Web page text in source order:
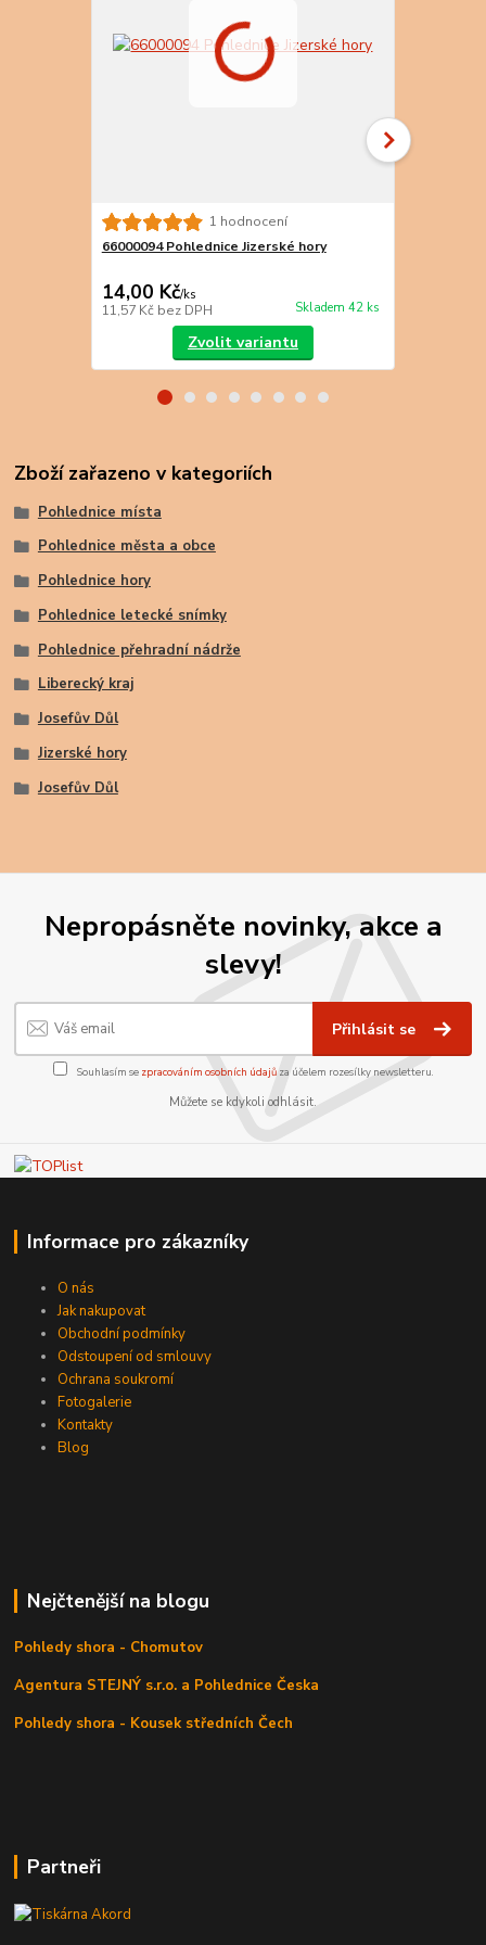
1 hodnocení
66000094 Pohlednice Jizerské hory
14,00 Kč/ks
11,57 Kč bez DPH Skladem 42 ks
Zvolit variantu
Zboží zařazeno v kategoriích
Pohlednice místa
Pohlednice města a obce
Pohlednice hory
Pohlednice letecké snímky
Pohlednice přehradní nádrže
Liberecký kraj
Josefův Důl
Jizerské hory
Josefův Důl
Nepropásněte novinky, akce a
slevy!
Přihlásit se
Souhlasím se zpracováním osobních údajůza účelem rozesílky newsletteru.
Můžete se kdykoli odhlásit.
Informace pro zákazníky
O nás
Jak nakupovat
Obchodní podmínky
Odstoupení od smlouvy
Ochrana soukromí
Fotogalerie
Kontakty
Blog
Nejčtenější na blogu
Pohledy shora - Chomutov
Agentura STEJNÝ s.r.o. a Pohlednice Česka
Pohledy shora - Kousek středních Čech
Partneři